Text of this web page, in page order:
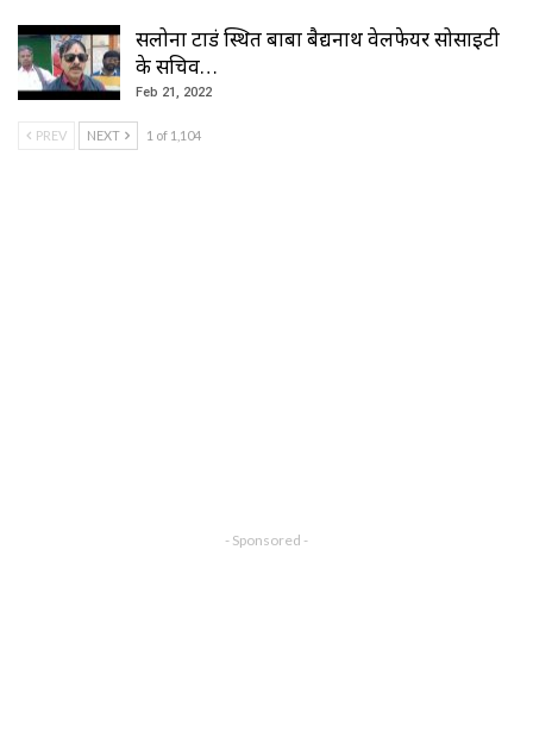
सलोना टाडं स्थित बाबा बैद्यनाथ वेलफेयर सोसाइटी
के सचिव…
Feb 21, 2022
PREV NEXT 1 of 1,104
- Sponsored -